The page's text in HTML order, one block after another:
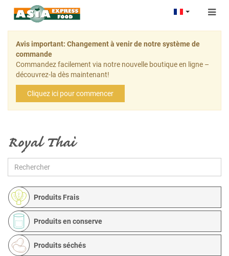
Avis important: Changement à venir de notre système de
commande
Commandez facilement via notre nouvelle boutique en ligne –
découvrez-la dès maintenant!
Cliquez ici pour commencer
Produits Frais
Produits en conserve
Produits séchés
Royal Thai